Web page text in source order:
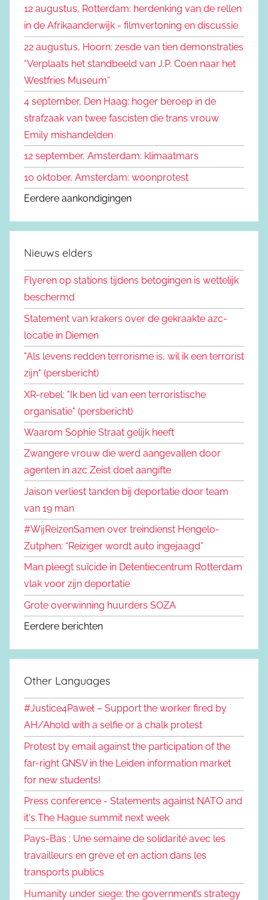
a
:
e
n
12 augustus, Rotterdam: herdenking van de rellen
in de Afrikaanderwijk - filmvertoning en discussie
22 augustus, Hoorn: zesde van tien demonstraties
“Verplaats het standbeeld van J.P. Coen naar het
Westfries Museum”
4 september, Den Haag: hoger beroep in de
strafzaak van twee fascisten die trans vrouw
Emily mishandelden
12 september, Amsterdam: klimaatmars
10 oktober, Amsterdam: woonprotest
Eerdere aankondigingen
Nieuws elders
Flyeren op stations tijdens betogingen is wettelijk
beschermd
Statement van krakers over de gekraakte azc-
locatie in Diemen
"Als levens redden terrorisme is, wil ik een terrorist
zijn" (persbericht)
XR-rebel: "Ik ben lid van een terroristische
organisatie" (persbericht)
Waarom Sophie Straat gelijk heeft
Zwangere vrouw die werd aangevallen door
agenten in azc Zeist doet aangifte
Jaison verliest tanden bij deportatie door team
van 19 man
#WijReizenSamen over treindienst Hengelo-
Zutphen: “Reiziger wordt auto ingejaagd”
Man pleegt suïcide in Detentiecentrum Rotterdam
vlak voor zijn deportatie
Grote overwinning huurders SOZA
Eerdere berichten
Other Languages
#Justice4Paweł – Support the worker fired by
AH/Ahold with a selfie or a chalk protest
Protest by email against the participation of the
far-right GNSV in the Leiden information market
for new students!
Press conference - Statements against NATO and
it's The Hague summit next week
Pays-Bas : Une semaine de solidarité avec les
travailleurs en grève et en action dans les
transports publics
Humanity under siege: the government’s strategy